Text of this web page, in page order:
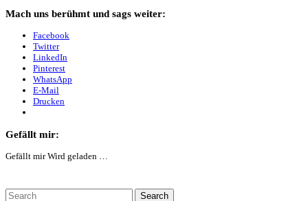
Mach uns berühmt und sags weiter:
Facebook
Twitter
LinkedIn
Pinterest
WhatsApp
E-Mail
Drucken
Gefällt mir:
Gefällt mir Wird geladen …